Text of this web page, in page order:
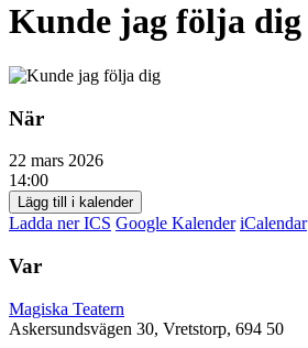
Kunde jag följa dig
När
22 mars 2026
14:00
Lägg till i kalender
Ladda ner ICS Google Kalender iCalendar
Var
Magiska Teatern
Askersundsvägen 30, Vretstorp, 694 50